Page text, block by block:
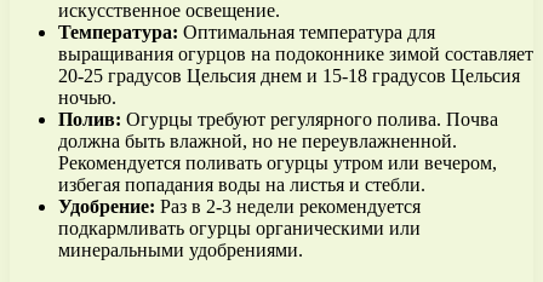
искусственное освещение.
Температура: Оптимальная температура для
выращивания огурцов на подоконнике зимой составляет
20-25 градусов Цельсия днем и 15-18 градусов Цельсия
ночью.
Полив: Огурцы требуют регулярного полива. Почва
должна быть влажной, но не переувлажненной.
Рекомендуется поливать огурцы утром или вечером,
избегая попадания воды на листья и стебли.
Удобрение: Раз в 2-3 недели рекомендуется
подкармливать огурцы органическими или
минеральными удобрениями.